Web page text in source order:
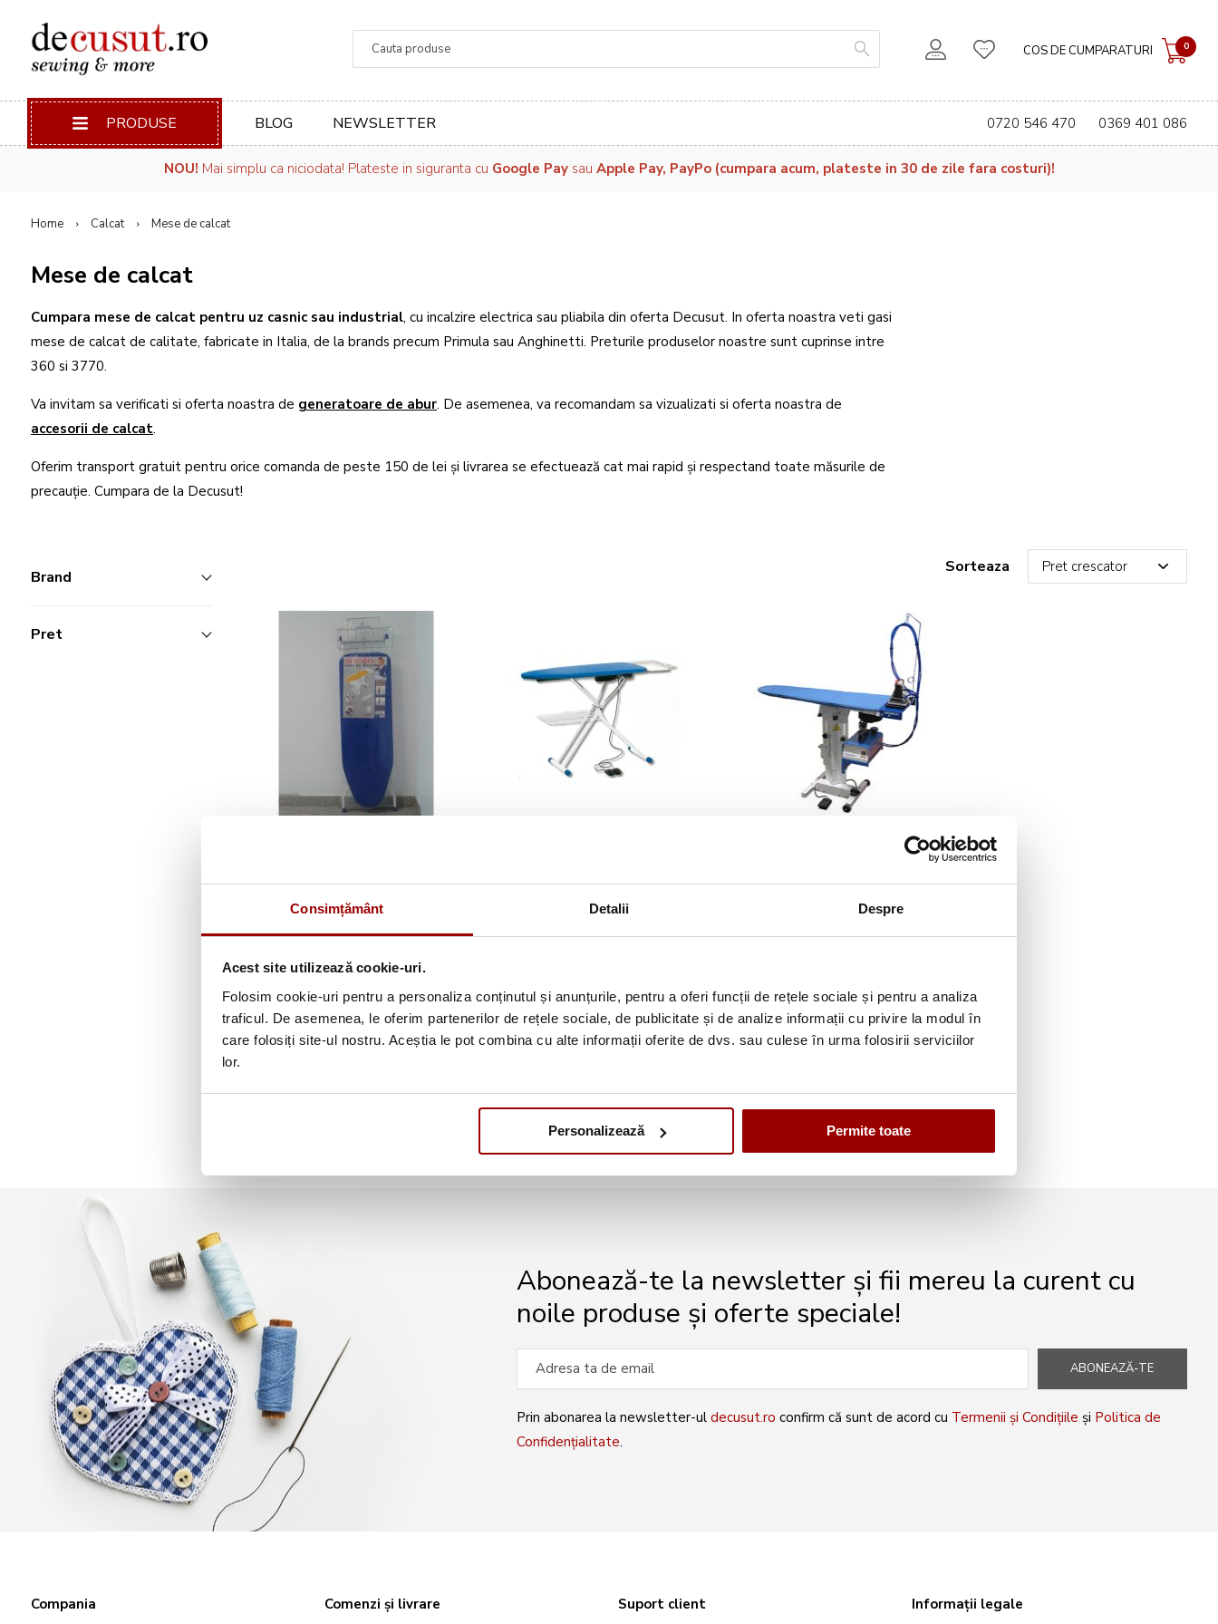
Consimțământ Detalii Despre
Acest site utilizează cookie-uri.
Folosim cookie-uri pentru a personaliza conținutul și anunțurile, pentru a oferi funcții de rețele sociale și pentru a analiza
traficul. De asemenea, le oferim partenerilor de rețele sociale, de publicitate și de analize informații cu privire la modul în
care folosiți site-ul nostru. Aceștia le pot combina cu alte informații oferite de dvs. sau culese în urma folosirii serviciilor
lor.
Personalizează Permite toate
COS DE CUMPARATURI 0
PRODUSE BLOG NEWSLETTER 0720 546 470 0369 401 086
NOU! Mai simplu ca niciodata! Plateste in siguranta cu Google Paysau Apple Pay, PayPo (cumpara acum, plateste in 30 de zile fara costuri)!
Home Calcat Mese de calcat
Mese de calcat
Cumpara mese de calcat pentru uz casnic sau industrial, cu incalzire electrica sau pliabila din oferta Decusut. In oferta noastra veti gasi
mese de calcat de calitate, fabricate in Italia, de la brands precum Primula sau Anghinetti. Preturile produselor noastre sunt cuprinse intre
360 si 3770.
Va invitam sa verificati si oferta noastra de generatoare de abur. De asemenea, va recomandam sa vizualizati si oferta noastra de
accesorii de calcat.
Oferim transport gratuit pentru orice comanda de peste 150 de lei și livrarea se efectuează cat mai rapid și respectand toate măsurile de
precauție. Cumpara de la Decusut!
Sorteaza
359,00 lei
TAYLOR B-420
Masa de calcat cu incalzire
Primula TV3811 S+B
Brand
Pret
Abonează-te la newsletter și fii mereu la curent cu
noile produse și oferte speciale!
ABONEAZĂ-TE
Prin abonarea la newsletter-ul decusut.ro confirm că sunt de acord cu Termenii și Condițiile și Politica de
Confidențialitate.
Compania Comenzi și livrare Suport client Informații legale